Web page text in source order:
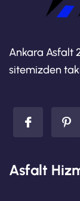
Ankara Asfalt
sitemizden
Asfalt